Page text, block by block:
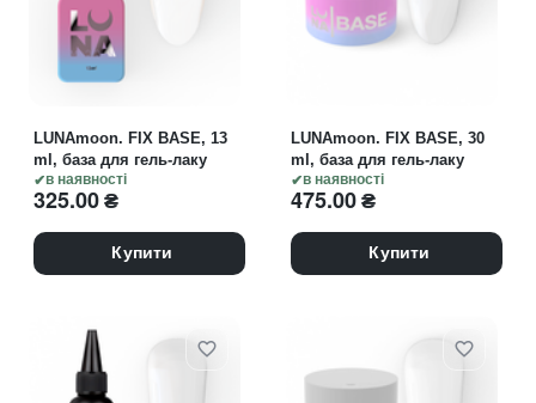
в наявності
LUNAmoon. FIX BASE, 13
ml, база для гель-лаку
325.00₴
Купити
в наявності
LUNAmoon. FIX BASE, 30
ml, база для гель-лаку
475.00₴
Купити